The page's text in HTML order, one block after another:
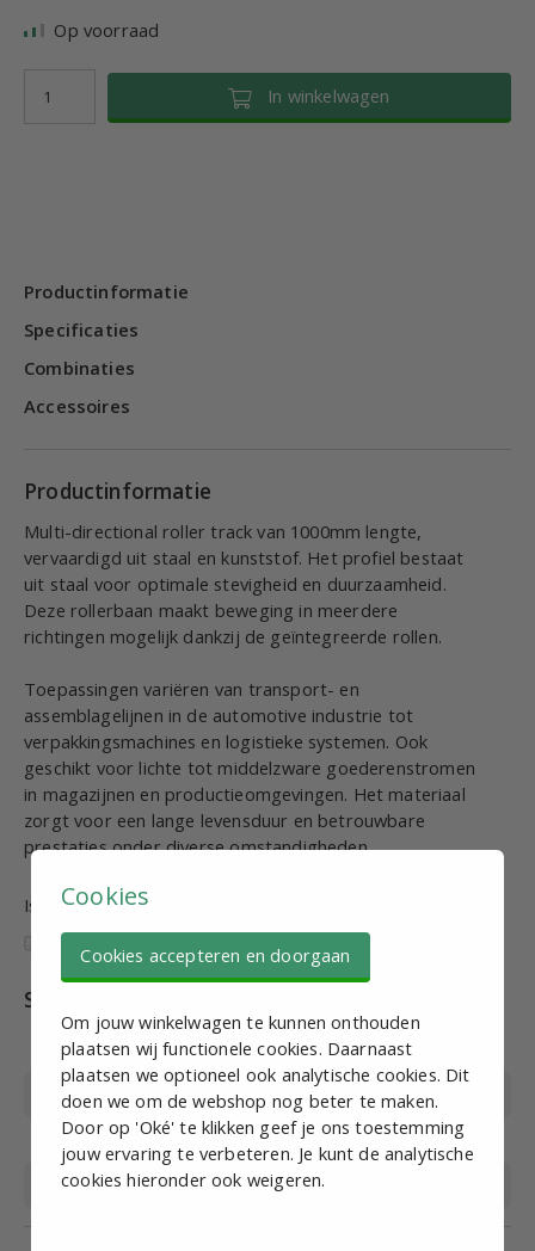
Op voorraad
In winkelwagen
Productinformatie
Specificaties
Combinaties
Accessoires
Productinformatie
Multi-directional roller track van 1000mm lengte,
vervaardigd uit staal en kunststof. Het profiel bestaat
uit staal voor optimale stevigheid en duurzaamheid.
Deze rollerbaan maakt beweging in meerdere
richtingen mogelijk dankzij de geïntegreerde rollen.
Toepassingen variëren van transport- en
assemblagelijnen in de automotive industrie tot
verpakkingsmachines en logistieke systemen. Ook
geschikt voor lichte tot middelzware goederenstromen
in magazijnen en productieomgevingen. Het materiaal
zorgt voor een lange levensduur en betrouwbare
prestaties onder diverse omstandigheden.
Is deze informatie nuttig en volledig?
Specificaties
Artikelnummer
PJS20053
Materiaal
Kunststof/Staal
Lengte
1000mm
Profiel
Staal
Cookies
Cookies accepteren en doorgaan
Om jouw winkelwagen te kunnen onthouden
plaatsen wij functionele cookies. Daarnaast
plaatsen we optioneel ook analytische cookies. Dit
doen we om de webshop nog beter te maken.
Door op 'Oké' te klikken geef je ons toestemming
jouw ervaring te verbeteren. Je kunt de analytische
cookies hieronder ook weigeren.